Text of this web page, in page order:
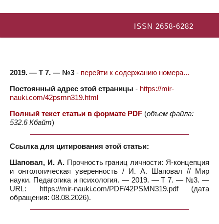
ISSN 2658-6282
2019. — Т 7. — №3 - перейти к содержанию номера...
Постоянный адрес этой страницы - https://mir-
nauki.com/42psmn319.html
Полный текст статьи в формате PDF (объем файла:
532.6 Кбайт)
Ссылка для цитирования этой статьи:
Шаповал, И. А.Прочность границ личности: Я-концепция
и онтологическая уверенность / И. А. Шаповал // Мир
науки. Педагогика и психология. — 2019. — Т 7. — №3. —
URL: https://mir-nauki.com/PDF/42PSMN319.pdf (дата
обращения: 08.08.2026).